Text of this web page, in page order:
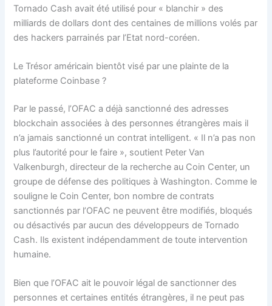
Tornado Cash avait été utilisé pour « blanchir » des
milliards de dollars dont des centaines de millions volés par
des hackers parrainés par l’Etat nord-coréen.
Le Trésor américain bientôt visé par une plainte de la
plateforme Coinbase ?
Par le passé, l’OFAC a déjà sanctionné des adresses
blockchain associées à des personnes étrangères mais il
n’a jamais sanctionné un contrat intelligent. « Il n’a pas non
plus l’autorité pour le faire », soutient Peter Van
Valkenburgh, directeur de la recherche au Coin Center, un
groupe de défense des politiques à Washington. Comme le
souligne le Coin Center, bon nombre de contrats
sanctionnés par l’OFAC ne peuvent être modifiés, bloqués
ou désactivés par aucun des développeurs de Tornado
Cash. Ils existent indépendamment de toute intervention
humaine.
Bien que l’OFAC ait le pouvoir légal de sanctionner des
personnes et certaines entités étrangères, il ne peut pas